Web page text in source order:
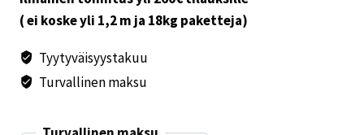
( ei koske yli 1,2 m ja 18kg paketteja)
Tyytyväisyystakuu
Turvallinen maksu